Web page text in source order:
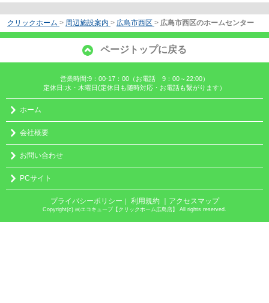
クリックホーム > 周辺施設案内 > 広島市西区 > 広島市西区のホームセンター
ページトップに戻る
営業時間:9：00-17：00（お電話 9：00～22:00）
定休日:水・木曜日(定休日も随時対応・お電話も繋がります）
ホーム
会社概要
お問い合わせ
PCサイト
プライバシーポリシー ｜ 利用規約 ｜アクセスマップ
Copyright(c) ㈱エコキューブ【クリックホーム広島店】 All rights reserved.